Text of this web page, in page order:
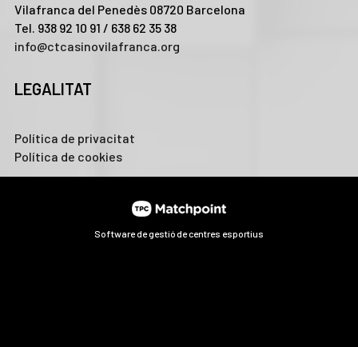
Vilafranca del Penedès 08720 Barcelona
Tel. 938 92 10 91 / 638 62 35 38
info@ctcasinovilafranca.org
LEGALITAT
Política de privacitat
Política de cookies
Software de gestió de centres esportius